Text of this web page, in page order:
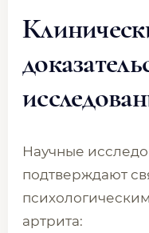
Научные
подтверждают
артрита: